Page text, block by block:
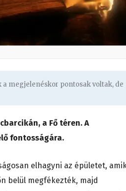
megjelenéskor pontosak voltak, de
a Fő téren. A
fontosságára.
elhagyni az épületet,
belül megfékezték, majd